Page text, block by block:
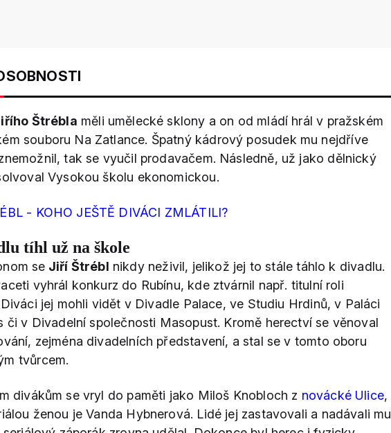
Štrébla měli umělecké sklony a on od mládí hrál v pražském
souboru Na Zatlance. Špatný kádrový posudek mu nejdříve
tak se vyučil prodavačem. Následně, už jako dělnický
Vysokou školu ekonomickou.
- KOHO JEŠTĚ DIVÁCI ZMLÁTILI?
tíhl už na škole
se Jiří Štrébl nikdy neživil, jelikož jej to stále táhlo k divadlu.
vyhrál konkurz do Rubínu, kde ztvárnil např. titulní roli
jej mohli vidět v Divadle Palace, ve Studiu Hrdinů, v Paláci
či v Divadelní společnosti Masopust. Kromě herectví se věnoval
zejména divadelních představení, a stal se v tomto oboru
tvůrcem.
divákům se vryl do paměti jako Miloš Knobloch z novácké Ulice,
ženou je Vanda Hybnerová. Lidé jej zastavovali a nadávali mu